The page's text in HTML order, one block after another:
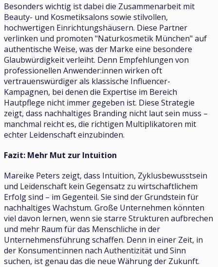
Besonders wichtig ist dabei die Zusammenarbeit mit
Beauty- und Kosmetiksalons sowie stilvollen,
hochwertigen Einrichtungshäusern. Diese Partner
verlinken und promoten "Naturkosmetik München" auf
authentische Weise, was der Marke eine besondere
Glaubwürdigkeit verleiht. Denn Empfehlungen von
professionellen Anwender:innen wirken oft
vertrauenswürdiger als klassische Influencer-
Kampagnen, bei denen die Expertise im Bereich
Hautpflege nicht immer gegeben ist. Diese Strategie
zeigt, dass nachhaltiges Branding nicht laut sein muss –
manchmal reicht es, die richtigen Multiplikatoren mit
echter Leidenschaft einzubinden.
Fazit: Mehr Mut zur Intuition
Mareike Peters zeigt, dass Intuition, Zyklusbewusstsein
und Leidenschaft kein Gegensatz zu wirtschaftlichem
Erfolg sind – im Gegenteil. Sie sind der Grundstein für
nachhaltiges Wachstum. Große Unternehmen könnten
viel davon lernen, wenn sie starre Strukturen aufbrechen
und mehr Raum für das Menschliche in der
Unternehmensführung schaffen. Denn in einer Zeit, in
der Konsument:innen nach Authentizität und Sinn
suchen, ist genau das die neue Währung der Zukunft.